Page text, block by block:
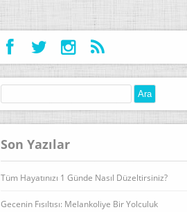
Arama:
Son Yazılar
Tüm Hayatınızı 1 Günde Nasıl Düzeltirsiniz?
Gecenin Fısıltısı: Melankoliye Bir Yolculuk